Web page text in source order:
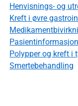
Henvisnings- og
Kreft i øvre
Pasientinformasjon
Polypper og kreft i
Smertebehandling